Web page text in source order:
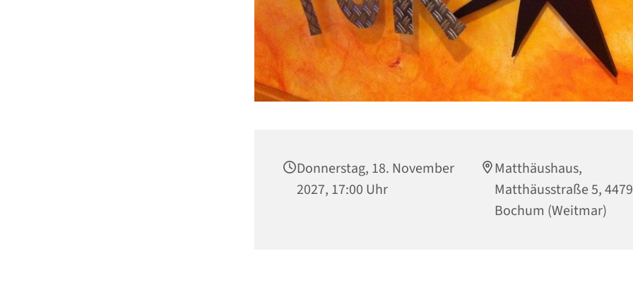
Donnerstag, 18. November
2027, 17:00 Uhr
Matthäushaus,
Matthäusstraße 5,
Bochum (Weitmar)